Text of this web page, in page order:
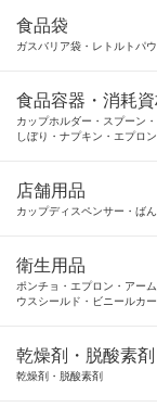
食品袋
ガスバリア袋・レトルトパ
食品容器・消耗
カップホルダー・スプーン
しぼり・ナプキン・エプロン
店舗用品
カップディスペンサー・ば
衛生用品
ポンチョ・エプロン・アー
ウスシールド・ビニールカ
乾燥剤・脱酸素
乾燥剤・脱酸素剤